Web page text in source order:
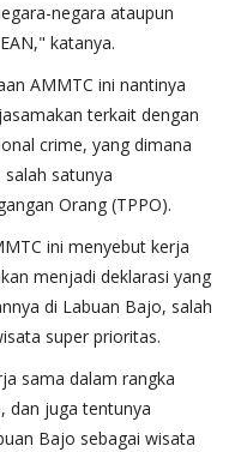
negara ataupun
katanya.
AMMTC ini nantinya
terkait dengan
crime, yang dimana
satunya
Orang (TPPO).
ini menyebut kerja
menjadi deklarasi yang
di Labuan Bajo, salah
super prioritas.
sama dalam rangka
dan juga tentunya
Bajo sebagai wisata